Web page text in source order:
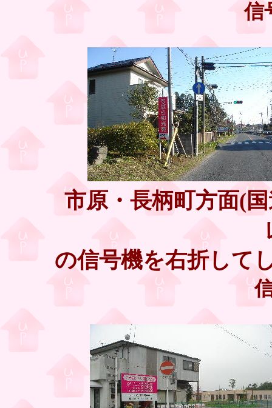
市原・長柄町方面(
の信号機を右折して